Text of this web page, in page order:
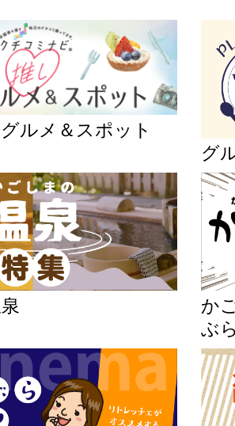
ルメ＆スポット
グ
か
ぶ